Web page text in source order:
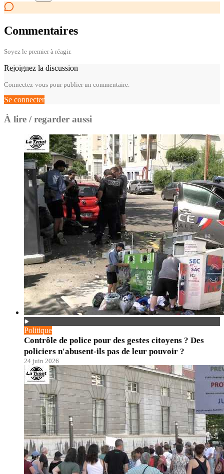
Commentaires
Soyez le premier à réagir.
Rejoignez la discussion
Connectez-vous pour publier un commentaire.
Se connecter
À lire / regarder aussi
Politique
Contrôle de police pour des gestes citoyens ? Des
policiers n'abusent-ils pas de leur pouvoir ?
24 juin 2026